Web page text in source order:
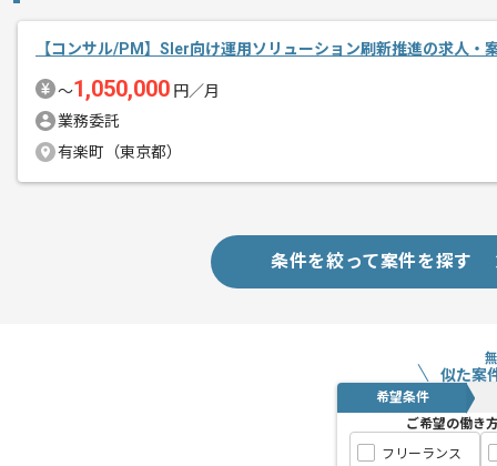
【コンサル/PM】SIer向け運用ソリューション刷新推進の求人・
〜1,050,000 円／月
業務委託
有楽町（東京都）
条件を絞って案件を探す
似た案
希望条件
ご希望の働き
フリーランス